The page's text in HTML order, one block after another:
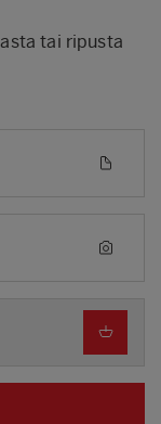
tai ripusta